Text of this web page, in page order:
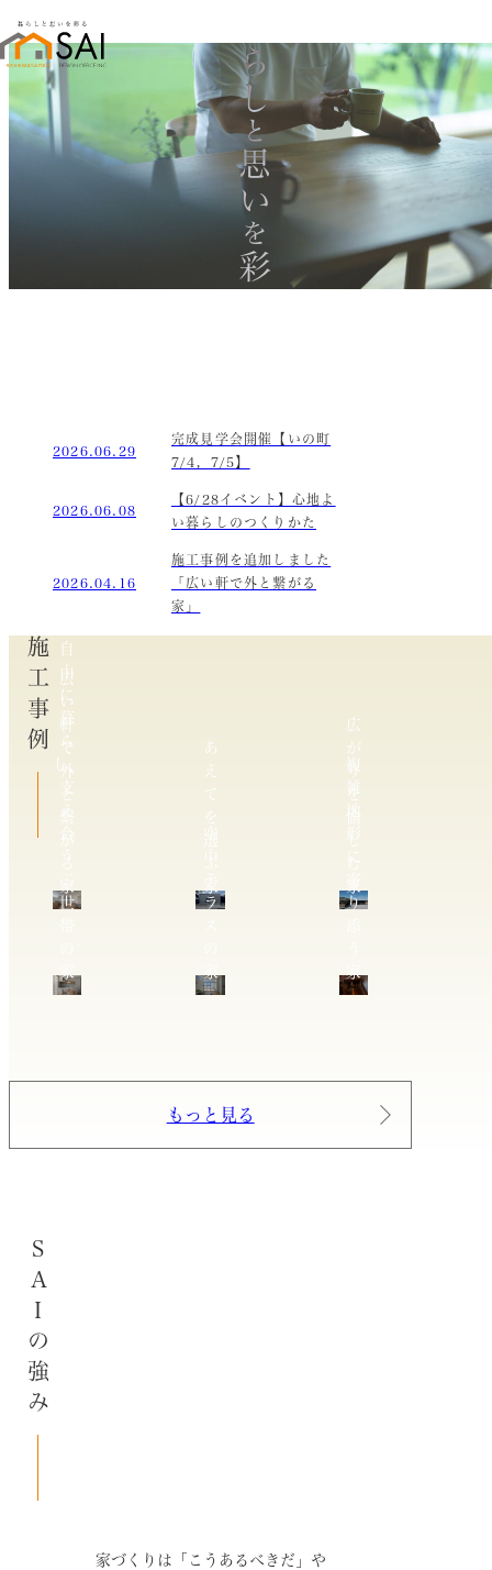
暮らし
と
思い
を
彩る
2026.06.29
完成見学会開催【いの町
7/4，7/5】
2026.06.08
【6/28イベント】心地よ
い暮らしのつくりかた
2026.04.16
施工事例を追加しました
「広い軒で外と繋がる
家」
施工事例
広
い
軒
で
外
と
繋
が
る
あ
え
て
を
選
広
が
り
を
愉
し
自
由
に
暮
ら
し、
支
え
合
う
世
家
空
ラ
家
複
雑
地
形
り
家
もっと見る
SAIの強み
家づくりは「こうあるべきだ」や